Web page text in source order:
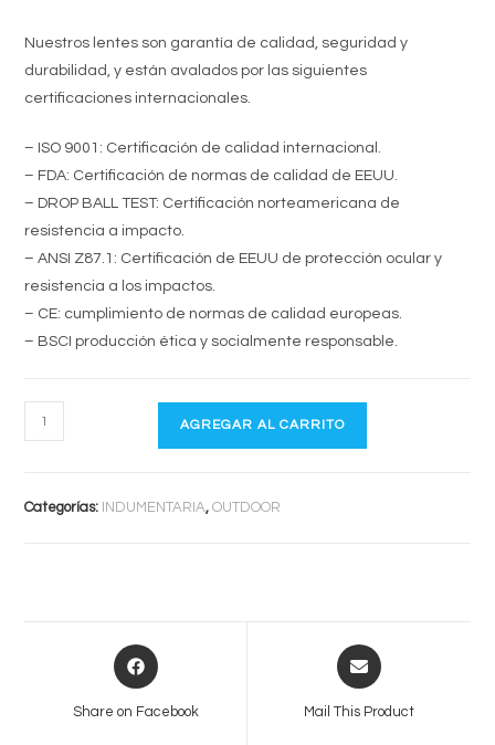
Nuestros lentes son garantía de calidad, seguridad y
durabilidad, y están avalados por las siguientes
certificaciones internacionales.
– ISO 9001: Certificación de calidad internacional.
– FDA: Certificación de normas de calidad de EEUU.
– DROP BALL TEST: Certificación norteamericana de
resistencia a impacto.
– ANSI Z87.1: Certificación de EEUU de protección ocular y
resistencia a los impactos.
– CE: cumplimiento de normas de calidad europeas.
– BSCI producción ética y socialmente responsable.
LENTES
RMV
AGREGAR AL CARRITO
Categorías: INDUMENTARIA,OUTDOOR
Opens
in
Share on Facebook
Opens
in
Mail This Product